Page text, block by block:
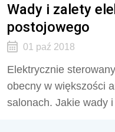
Wady i zalety
postojowego
01 paź 2018
Elektrycznie
obecny w większości
salonach. Jakie wady